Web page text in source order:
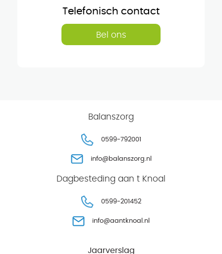
Telefonisch contact
Bel ons
Balanszorg
0599-792001
info@balanszorg.nl
Dagbesteding aan t Knoal
0599-201452
info@aantknoal.nl
Jaarverslag